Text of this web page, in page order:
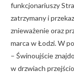
funkcjonariuszy
zatrzymany i
znieważenie oraz
marca w Łodzi. W
– Świnoujście
w drzwiach